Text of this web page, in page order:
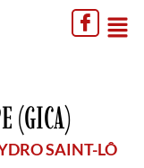
(GICA)
SAINT-LÔ